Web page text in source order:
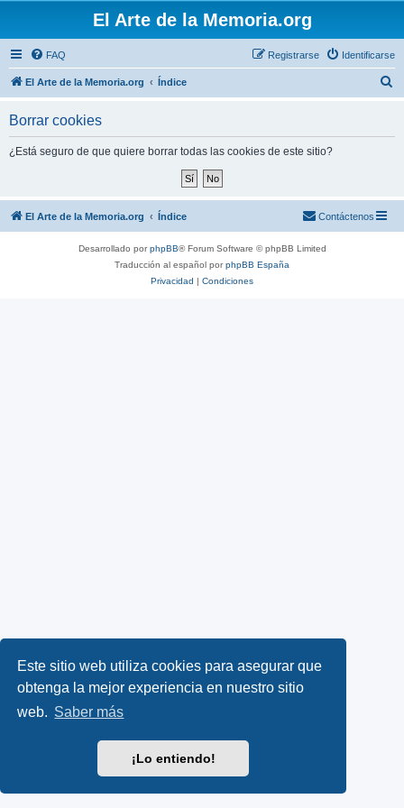
Este sitio web utiliza cookies para asegurar que
obtenga la mejor experiencia en nuestro sitio
web. Saber más
¡Lo entiendo!
El Arte de la Memoria.org
FAQ Identificarse
Registrarse
El Arte de la Memoria.org Índice
Borrar cookies
¿Está seguro de que quiere borrar todas las cookies de este sitio?
El Arte de la Memoria.org Índice Contáctenos
Desarrollado porphpBB® Forum Software © phpBB Limited
Traducción al español porphpBB España
Privacidad | Condiciones